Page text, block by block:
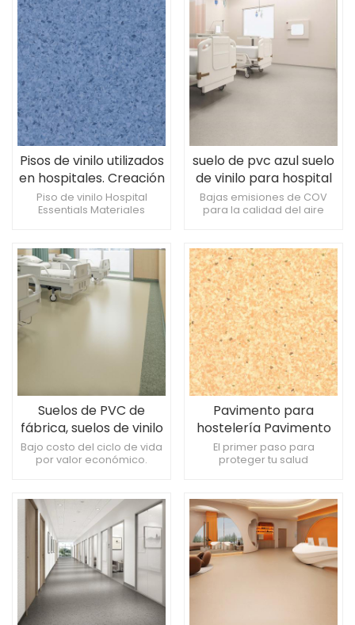
para hospitales, clínicas y
residencias de ancianos.
estándares internacionales
de calidad.
Pisos de vinilo utilizados
en hospitales. Creación
de un ambiente
médico confortable.
Piso de vinilo Hospital
Essentials Materiales
calidad Calidad profesional
confiable
suelo de pvc azul suelo
de vinilo para hospital
Bajas emisiones de COV
para la calidad del aire
paredes. Tolerancia a la
exposición a herramientas
terapéuticas.
Suelos de PVC de
fábrica, suelos de vinilo
para hospitales.
Bajo costo del ciclo de vida
por valor económico.
frecuente. Tolerancia a la
exposición a instrumentos
médicos.
Pavimento para
hostelería Pavimento
plástico permeable
homogéneo 2mm
El primer paso para
proteger tu salud
el medio ambiente y
antideslizante